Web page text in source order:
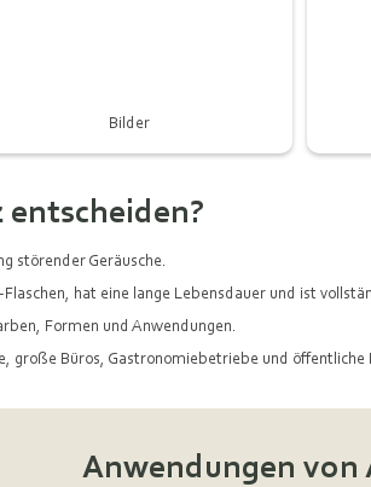
Bilder
störender Geräusche.
hat eine lange Lebensdauer und ist
Formen und Anwendungen.
große Büros, Gastronomiebetriebe und öffentliche
Anwendungen von